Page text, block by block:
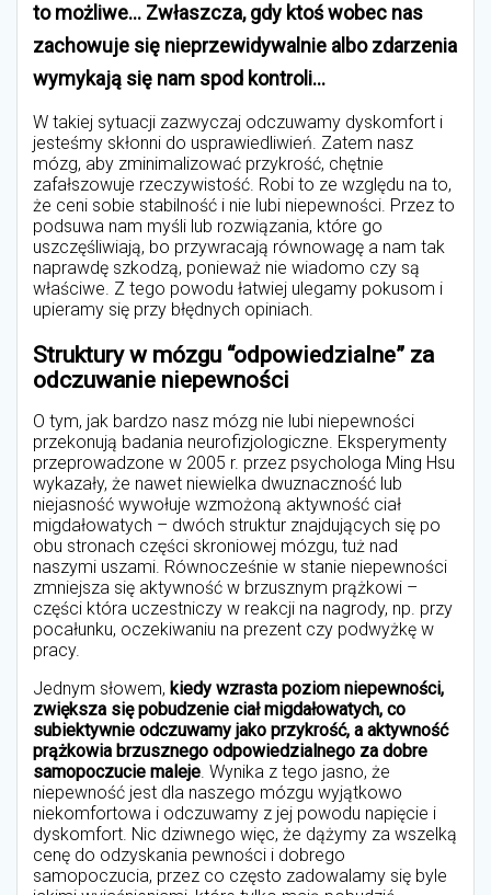
to możliwe… Zwłaszcza, gdy ktoś wobec nas
zachowuje się nieprzewidywalnie albo zdarzenia
wymykają się nam spod kontroli…
W takiej sytuacji zazwyczaj odczuwamy dyskomfort i
jesteśmy skłonni do usprawiedliwień. Zatem nasz
mózg, aby zminimalizować przykrość, chętnie
zafałszowuje rzeczywistość. Robi to ze względu na to,
że ceni sobie stabilność i nie lubi niepewności. Przez to
podsuwa nam myśli lub rozwiązania, które go
uszczęśliwiają, bo przywracają równowagę a nam tak
naprawdę szkodzą, ponieważ nie wiadomo czy są
właściwe. Z tego powodu łatwiej ulegamy pokusom i
upieramy się przy błędnych opiniach.
Struktury w mózgu “odpowiedzialne” za
odczuwanie niepewności
O tym, jak bardzo nasz mózg nie lubi niepewności
przekonują badania neurofizjologiczne. Eksperymenty
przeprowadzone w 2005 r. przez psychologa Ming Hsu
wykazały, że nawet niewielka dwuznaczność lub
niejasność wywołuje wzmożoną aktywność ciał
migdałowatych – dwóch struktur znajdujących się po
obu stronach części skroniowej mózgu, tuż nad
naszymi uszami. Równocześnie w stanie niepewności
zmniejsza się aktywność w brzusznym prążkowi –
części która uczestniczy w reakcji na nagrody, np. przy
pocałunku, oczekiwaniu na prezent czy podwyżkę w
pracy.
Jednym słowem, kiedy wzrasta poziom niepewności,
zwiększa się pobudzenie ciał migdałowatych, co
subiektywnie odczuwamy jako przykrość, a aktywność
prążkowia brzusznego odpowiedzialnego za dobre
samopoczucie maleje. Wynika z tego jasno, że
niepewność jest dla naszego mózgu wyjątkowo
niekomfortowa i odczuwamy z jej powodu napięcie i
dyskomfort. Nic dziwnego więc, że dążymy za wszelką
cenę do odzyskania pewności i dobrego
samopoczucia, przez co często zadowalamy się byle